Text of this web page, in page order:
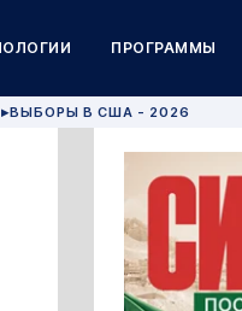
ПРОГРАММЫ
▶ВЫБОРЫ В США - 2026